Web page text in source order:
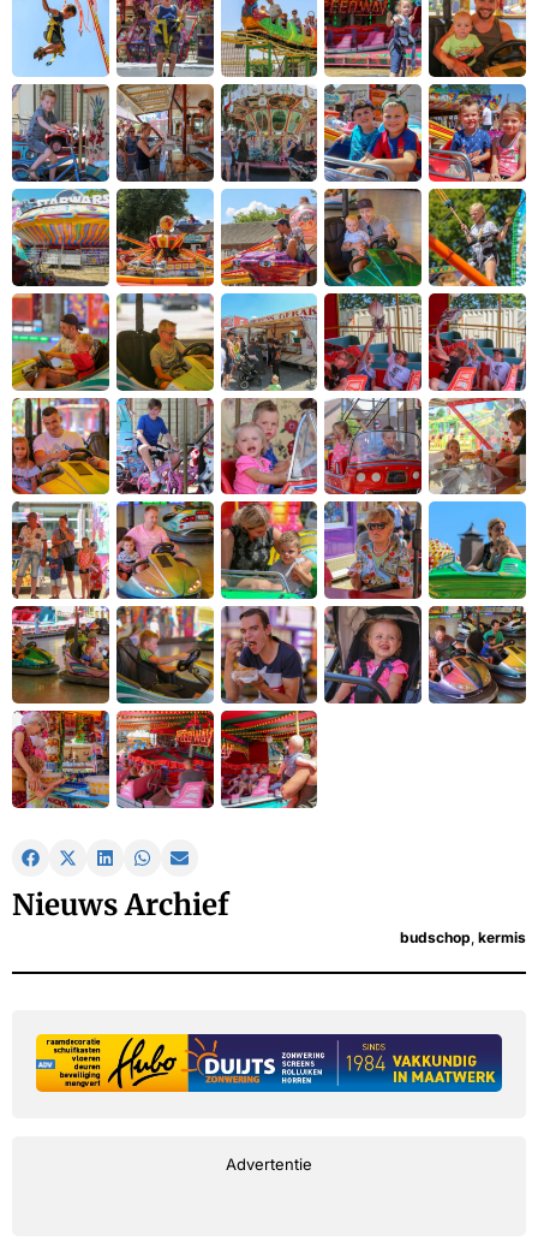
Nieuws Archief
budschop kermis
Advertentie